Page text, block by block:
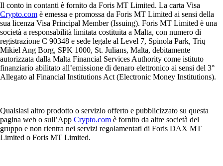
Il conto in contanti è fornito da Foris MT Limited. La carta Visa
Crypto.com è emessa e promossa da Foris MT Limited ai sensi della
sua licenza Visa Principal Member (Issuing). Foris MT Limited è una
società a responsabilità limitata costituita a Malta, con numero di
registrazione C 90348 e sede legale al Level 7, Spinola Park, Triq
Mikiel Ang Borg, SPK 1000, St. Julians, Malta, debitamente
autorizzata dalla Malta Financial Services Authority come istituto
finanziario abilitato all’emissione di denaro elettronico ai sensi del 3°
Allegato al Financial Institutions Act (Electronic Money Institutions).
Qualsiasi altro prodotto o servizio offerto e pubblicizzato su questa
pagina web o sull’App Crypto.com è fornito da altre società del
gruppo e non rientra nei servizi regolamentati di Foris DAX MT
Limited o Foris MT Limited.